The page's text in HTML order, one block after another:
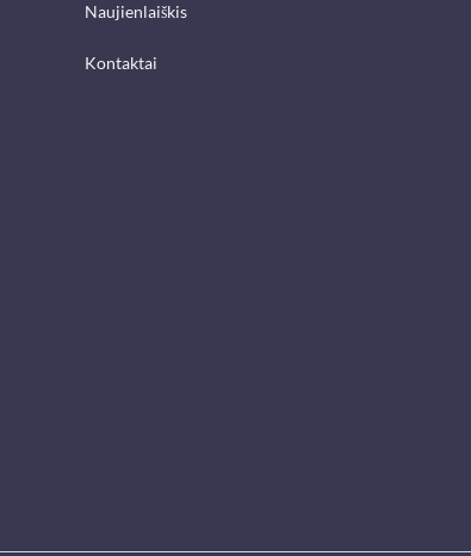
Naujienlaiškis
Kontaktai